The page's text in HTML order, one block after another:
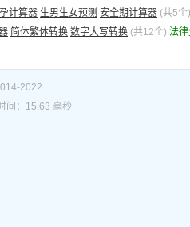
计算器 生男生女预测 安全期计算器 (共5个)
简体繁体转换 数字大写转换 (共12个) 法
2022
间：15.63 毫秒